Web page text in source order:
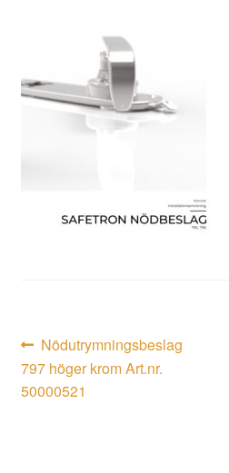
Inläggsnavigering
Föregående
inlägg:
Nödutrymningsbeslag
797 höger krom Art.nr.
50000521